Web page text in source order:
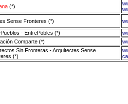
(*)
Sense Fronteres (*)
- EntrePobles (*)
Comparte (*)
Sin Fronteras - Arquitectes Sense
(*)